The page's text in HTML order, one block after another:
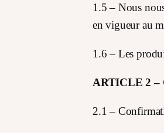
1.5 – Nous
en vigueur au
1.6 – Les
ARTICLE 2 –
2.1 –